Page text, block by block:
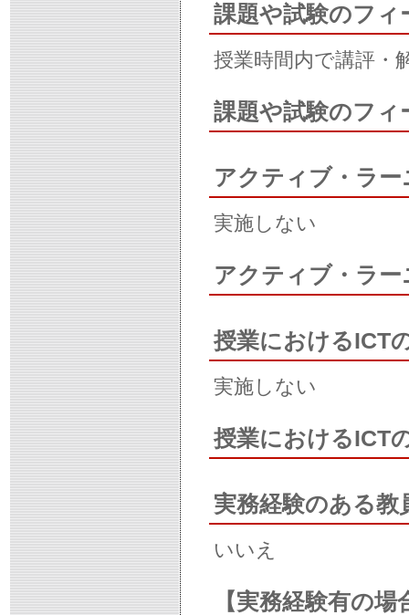
課題や試験のフィ
授業時間内で講評・
課題や試験のフィ
アクティブ・ラ
実施しない
アクティブ・ラ
授業におけるICT
実施しない
授業におけるICT
実務経験のある教
いいえ
【実務経験有の